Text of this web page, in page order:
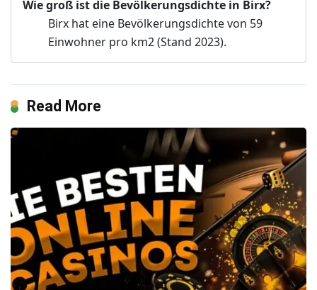
Wie groß ist die Bevölkerungsdichte in Birx?
Birx hat eine Bevölkerungsdichte von 59
Einwohner pro km2 (Stand 2023).
Read More